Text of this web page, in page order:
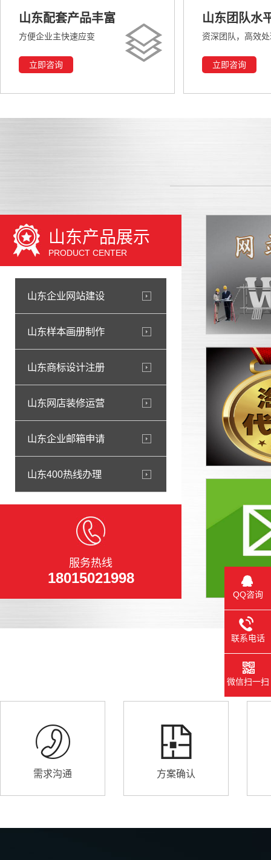
山东配套产品丰富
方便企业主快速应变
立即咨询
山东团队水
资深团队，高效
立即咨询
山东产品展示
PRODUCT CENTER
山东企业网站建设
山东样本画册制作
山东商标设计注册
山东网店装修运营
山东企业邮箱申请
山东400热线办理
服务热线
18015021998
需求沟通 方案确认
QQ咨询
联系电话
微信扫一扫